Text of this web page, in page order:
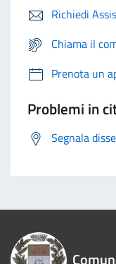
Richiedi
Chiama il
Prenota un
Problemi in
Segnala